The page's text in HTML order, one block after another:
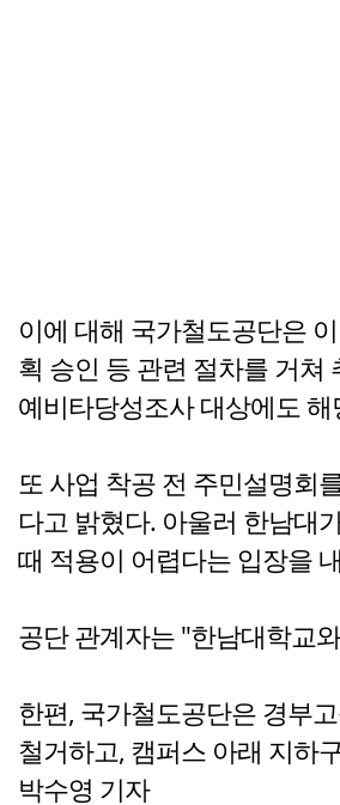
이에 대해 국가철도공단은
획 승인 등 관련 절차를 거쳐
예비타당성조사 대상에도
또 사업 착공 전 주민설명회
다고 밝혔다. 아울러 한남대
때 적용이 어렵다는 입장을
공단 관계자는 "한남대학교
한편, 국가철도공단은 경부
철거하고, 캠퍼스 아래 지하
박수영 기자